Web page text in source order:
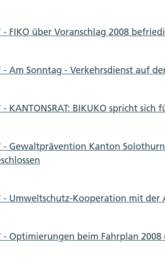
- FIKO über Voranschlag 2008
- Am Sonntag - Verkehrsdienst auf
- KANTONSRAT: BIKUKO spricht
- Gewaltprävention Kanton
- Umweltschutz-Kooperation mit der
- Optimierungen beim Fahrplan